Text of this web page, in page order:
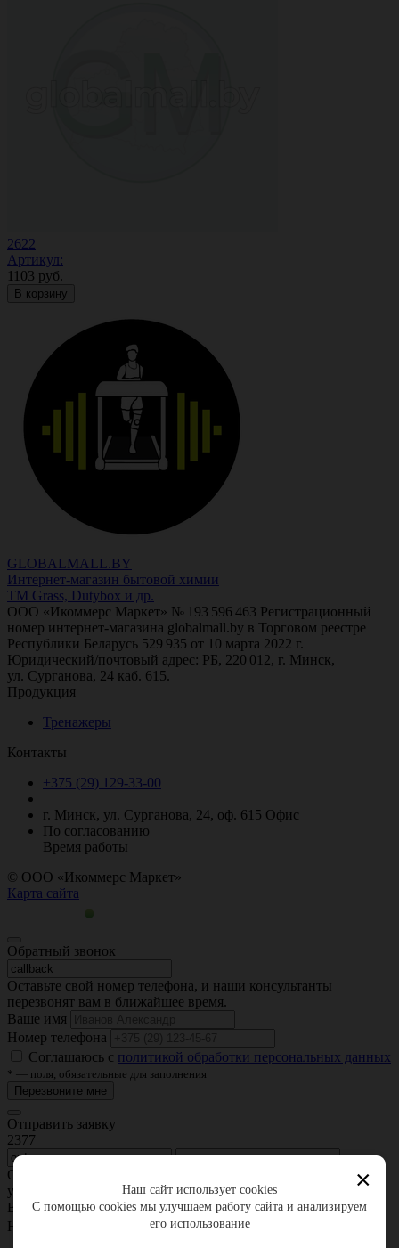
×
Наш сайт использует cookies
С помощью cookies мы улучшаем работу сайта и анализируем
его использование
2622
Артикул:
1103 руб.
В корзину
GLOBALMALL.BY
Интернет-магазин бытовой химии
ТМ Grass, Dutybox и др.
ООО «Икоммерс Маркет» № 193 596 463 Регистрационный
номер интернет-магазина globalmall.by в Торговом реестре
Республики Беларусь 529 935 от 10 марта 2022 г.
Юридический/почтовый адрес: РБ, 220 012, г. Минск,
ул. Сурганова, 24 каб. 615.
Продукция
Тренажеры
Контакты
+375 (29) 129-33-00
г. Минск, ул. Сурганова, 24, оф. 615 Офис
По согласованию
Время работы
© ООО «Икоммерс Маркет»
Карта сайта
Обратный звонок
Оставьте свой номер телефона, и наши консультанты
перезвонят вам в ближайшее время.
Ваше имя
Номер телефона
Соглашаюсь с политикой обработки персональных данных
* — поля, обязательные для заполнения
Перезвоните мне
Отправить заявку
2377
Оставьте свои контактные данные, и мы свяжемся с Вами для
уточнения деталей заказа.
Ваше имя
Номер телефона